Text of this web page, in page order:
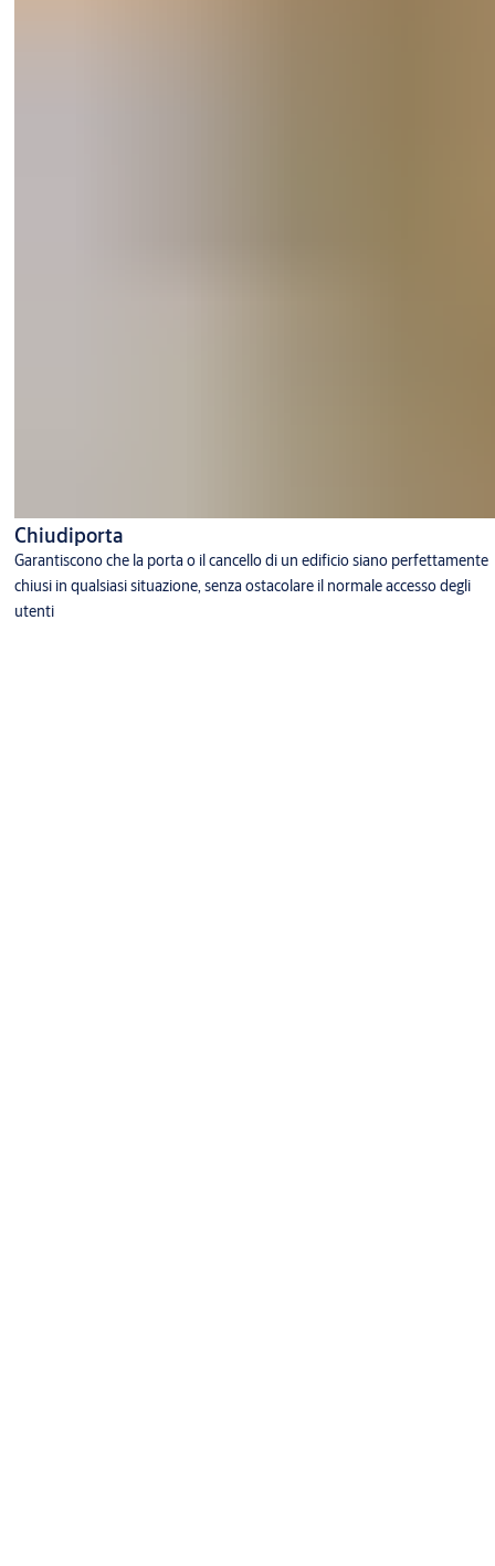
Chiudiporta
Garantiscono che la porta o il cancello di un edificio siano perfettamente
chiusi in qualsiasi situazione, senza ostacolare il normale accesso degli
utenti